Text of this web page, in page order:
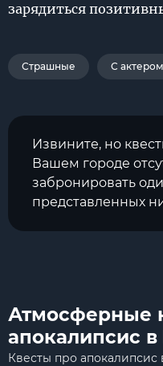
зарядиться
Страшные С актером
Извините, но
Вашем городе
забронировать
представленных
Атмосферные
апокалипсис
Квесты про апокалипсис